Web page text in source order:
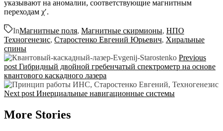
указывают на аномалии, соответствующие магнитным
переходам χ′.
InМагнитные поля, Магнитные скирмионы, НПО
Техногенезис, Старостенко Евгений Юрьевич, Хиральные
спины
Previous
post Гибридный двойной гребенчатый спектрометр на основе
квантового каскадного лазера
Next post Инерциальные навигационные системы
More Stories